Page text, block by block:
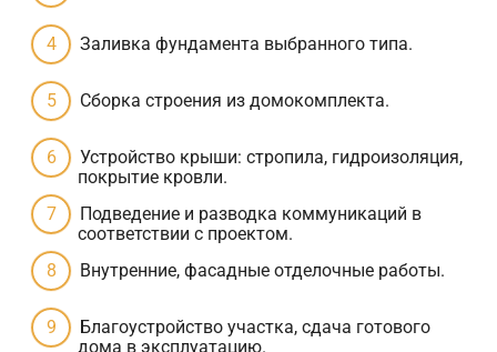
Заливка фундамента выбранного типа.
Сборка строения из домокомплекта.
Устройство крыши: стропила, гидроизоляция,
покрытие кровли.
Подведение и разводка коммуникаций в
соответствии с проектом.
Внутренние, фасадные отделочные работы.
Благоустройство участка, сдача готового
дома в эксплуатацию.